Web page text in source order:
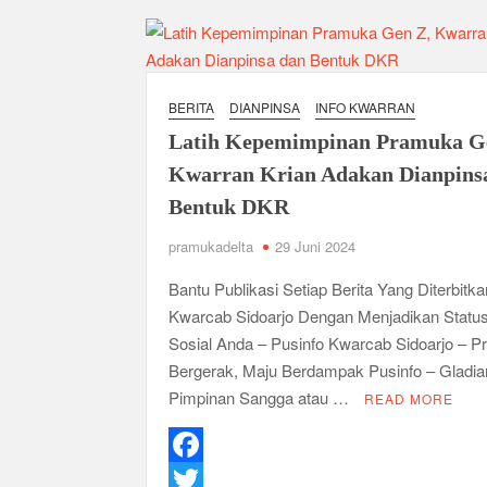
Semangat “Cerdas, Ceria, Cekatan” Warnai
Taman Cetak Generasi Tangguh
Pramuka SMKN 1 Jabon Tempa Disiplin dan
Gemuruh Semangat di Pangkalan SMP YPM 1
Generasi di PSCC VI
Perkuat Kepemimpinan dan Demokrasi,
Kwarran Porong Gembleng Penegak Pramuka
Tumbuhkan Ceria dan Karakter Sejak Dini, 704
2026
Ceria Bersama Pramuka Siaga: Membangun
Karena Karakter Tidak Dibentuk di Ruang
Gelar Musppanitera 2026, Kwarran Taman
BERITA DIANPINSA INFO KWARRAN
Latih Kepemimpinan Pramuka
Kwarran Krian Adakan
Bentuk DKR
pramukadelta 29 Juni 2024
Bantu Publikasi Setiap Berita Yang
Kwarcab Sidoarjo Dengan Menjadikan
Sosial Anda – Pusinfo Kwarcab Sidoarjo –
Bergerak, Maju Berdampak Pusinfo –
Pimpinan Sangga atau …
READ MORE
F